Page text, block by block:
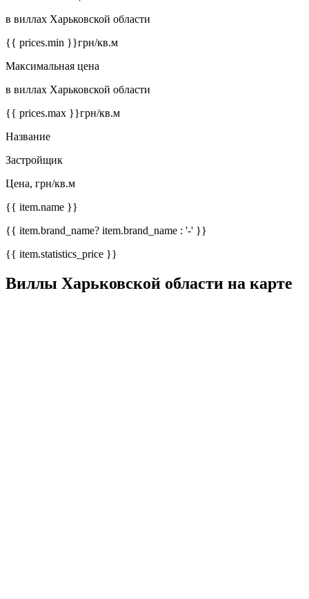
в виллах Харьковской области
{{ prices.min }}грн/кв.м
Максимальная цена
в виллах Харьковской области
{{ prices.max }}грн/кв.м
Название
Застройщик
Цена, грн/кв.м
{{ item.name }}
{{ item.brand_name? item.brand_name : '-' }}
{{ item.statistics_price }}
Виллы Харьковской области на карте